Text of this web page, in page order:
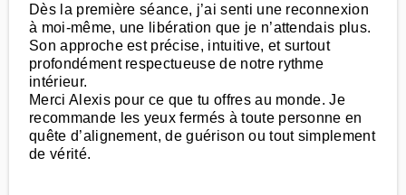
Dès la première séance, j’ai senti une reconnexion
à moi-même, une libération que je n’attendais plus.
Son approche est précise, intuitive, et surtout
profondément respectueuse de notre rythme
intérieur.
Merci Alexis pour ce que tu offres au monde. Je
recommande les yeux fermés à toute personne en
quête d’alignement, de guérison ou tout simplement
de vérité.